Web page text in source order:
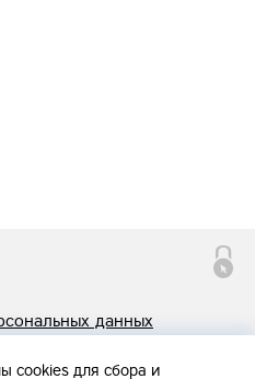
данных
cookies для сбора и